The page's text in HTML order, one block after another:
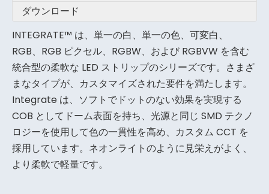
ダウンロード
INTEGRATE™ は、単一の白、単一の色、可変白、
RGB、RGB ピクセル、RGBW、および RGBVW を含む
統合型の柔軟な LED ストリップのシリーズです。さまざ
まなタイプが、カスタマイズされた要件を満たします。
Integrate は、ソフトでドットのない効果を実現する
COB としてドーム表面を持ち、光源と同じ SMD テクノ
ロジーを使用して色の一貫性を高め、カスタム CCT を
採用しています。ネオンライトのように見栄えがよく、
より柔軟で軽量です。